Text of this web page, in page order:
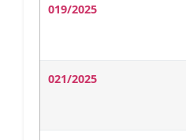
019/2025
021/2025